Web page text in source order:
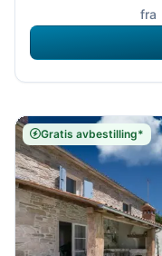
fra
Gratis avbestilling*